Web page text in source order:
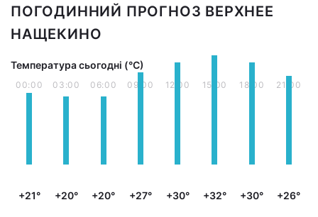
ПОГОДИННИЙ ПРОГНОЗ ВЕРХНЕЕ
НАЩЕКИНО
Температура сьогодні (°С)
00:00
+21°
03:00
+20°
06:00
+20°
09:00
+27°
12:00
+30°
15:00
+32°
18:00
+30°
21:00
+26°